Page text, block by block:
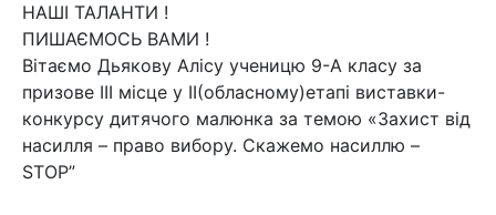
НАШІ ТАЛАНТИ !
ПИШАЄМОСЬ ВАМИ !
Вітаємо Дьякову Алісу ученицю 9-А класу за
призове III місце у II(обласному)етапі виставки-
конкурсу дитячого малюнка за темою «Захист від
насилля – право вибору. Скажемо насиллю –
STOP”